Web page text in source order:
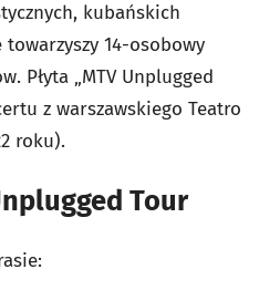
kubańskich
14-osobowy
Płyta „MTV Unplugged
z warszawskiego Teatro
roku).
Tour